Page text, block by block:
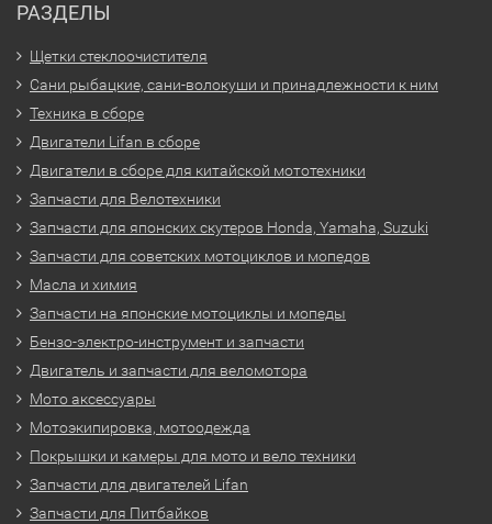
РАЗДЕЛЫ
Щетки стеклоочистителя
Сани рыбацкие, сани-волокуши и принадлежности к ним
Техника в сборе
Двигатели Lifan в сборе
Двигатели в сборе для китайской мототехники
Запчасти для Велотехники
Запчасти для японских скутеров Honda, Yamaha, Suzuki
Запчасти для советских мотоциклов и мопедов
Масла и химия
Запчасти на японские мотоциклы и мопеды
Бензо-электро-инструмент и запчасти
Двигатель и запчасти для веломотора
Мото аксессуары
Мотоэкипировка, мотоодежда
Покрышки и камеры для мото и вело техники
Запчасти для двигателей Lifan
Запчасти для Питбайков